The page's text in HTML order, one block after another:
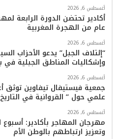
أغسطس 6, 2026
عام من الهجرة المغربية
أغسطس 6, 2026
“إئتلاف الجبل” يدعو الأحزاب
وإشكاليات المناطق الجبلية في
أغسطس 6, 2026
جمعية فيستيفال تيفاوين توثق
علمي حول ” القروانية في
أغسطس 6, 2026
مهرجان المهاجر بأكادير: أسبوع
وتعزيز ارتباطهم بالوطن الأم